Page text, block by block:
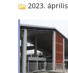
2023. április